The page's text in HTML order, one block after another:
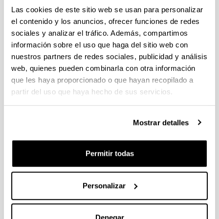
Las cookies de este sitio web se usan para personalizar
el contenido y los anuncios, ofrecer funciones de redes
sociales y analizar el tráfico. Además, compartimos
información sobre el uso que haga del sitio web con
nuestros partners de redes sociales, publicidad y análisis
web, quienes pueden combinarla con otra información
que les haya proporcionado o que hayan recopilado a
partir del uso que haya hecho de sus servicios.
Mostrar detalles
Permitir todas
Personalizar
Proyección del Documental:
"Corrupción, el organismo nocivo"
20/10/2015 - 13/10/2015
Cine- ALGO MÁS QUE MORIR (2014)
13/05/2015 - 16/04/2015
FESTIVAL CORTADA 2014
24/11/2014 - 28/11/2014Vitoria-Gasteiz
YACULLAY
10/11/2014 - 12/11/2014